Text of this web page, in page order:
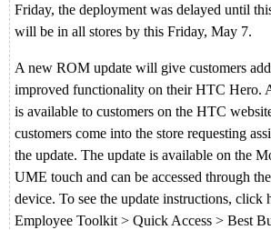
Friday, the deployment was delayed until
will be in all stores by this Friday, May 7.
A new ROM update will give customers
improved functionality on their HTC Hero.
is available to customers on the HTC
customers come into the store requesting
the update. The update is available on the
UME touch and can be accessed through
device. To see the update instructions, click
Employee Toolkit > Quick Access > Best